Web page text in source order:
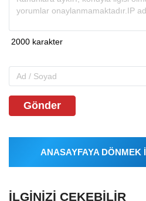
Gönder
ANASAYFAYA DÖNMEK
İLGINIZI ÇEKEBILIR